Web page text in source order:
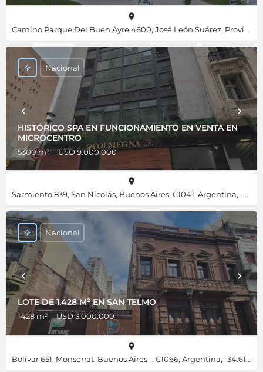
Camino Parque Del Buen Ayre 4600, José León Suárez, Provincia de Buenos Aires, B1655JZA, Argentina, -34.52707, -58.58914
HISTÓRICO SPA EN FUNCIONAMIENTO EN VENTA EN
MICROCENTRO
5300 m² USD 9.000.000
Nacional
Sarmiento 839, San Nicolás, Buenos Aires, C1041, Argentina, -34.60478, -58.37857
LOTE DE 1.428 M² EN SAN TELMO
1428 m² USD 3.000.000
Nacional
Bolívar 651, Monserrat, Buenos Aires -, C1066, Argentina, -34.61552, -58.37316